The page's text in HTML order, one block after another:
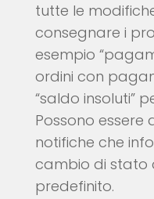
tutte le
consegnare i
esempio
ordini con
“saldo insoluti”
Possono
notifiche che
cambio di stato
predefinito.